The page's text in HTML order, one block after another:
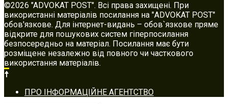
©2026 "ADVOKAT POST". Всі права захищені. При
використанні матеріалів посилання на "ADVOKAT POST"
обов'язкове. Для інтернет-видань – обов`язкове пряме
відкрите для пошукових систем гіперпосилання
безпосередньо на матеріал. Посилання має бути
розміщене незалежно від повного чи часткового
використання матеріалів.
Footer
navigation
ПРО ІНФОРМАЦІЙНЕ АГЕНТСТВО